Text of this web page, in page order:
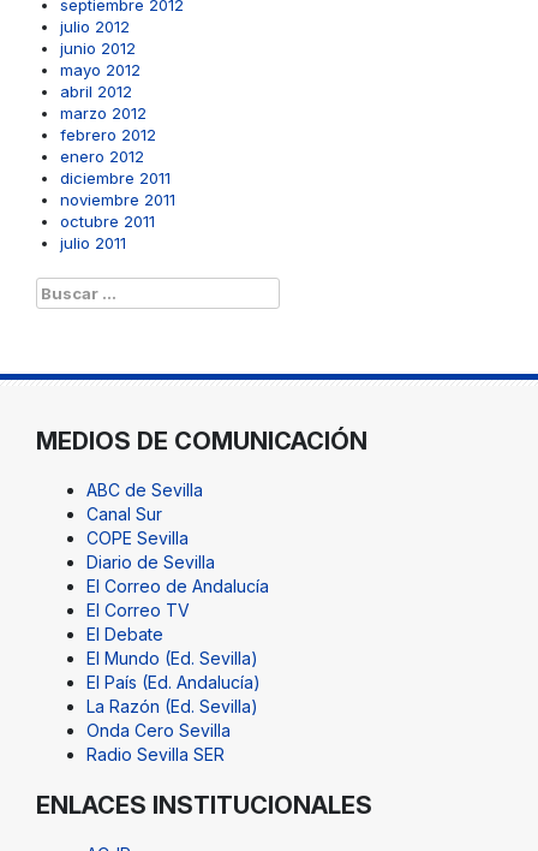
septiembre 2012
julio 2012
junio 2012
mayo 2012
abril 2012
marzo 2012
febrero 2012
enero 2012
diciembre 2011
noviembre 2011
octubre 2011
julio 2011
Buscar:
MEDIOS DE COMUNICACIÓN
ABC de Sevilla
Canal Sur
COPE Sevilla
Diario de Sevilla
El Correo de Andalucía
El Correo TV
El Debate
El Mundo (Ed. Sevilla)
El País (Ed. Andalucía)
La Razón (Ed. Sevilla)
Onda Cero Sevilla
Radio Sevilla SER
ENLACES INSTITUCIONALES